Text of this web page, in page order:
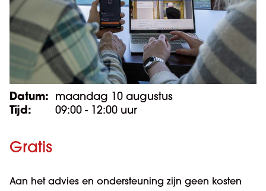
Datum: maandag 10 augustus
Tijd: 09:00 - 12:00 uur
Gratis
Aan het advies en ondersteuning zijn geen kosten